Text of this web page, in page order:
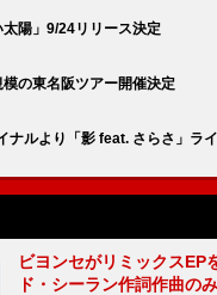
陽」9/24リリース決定
の東名阪ツアー開催決定
ナルより「影 feat. さらさ」ラ
ビヨンセがリミックスEP
ド・シーラン作詞作曲の